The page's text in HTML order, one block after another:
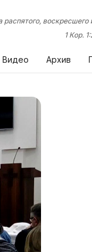
воскресшего
1 Кор.
Видео Архив